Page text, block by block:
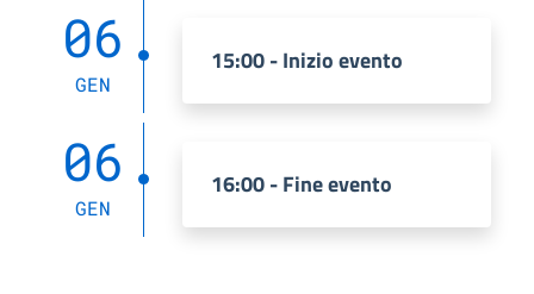
06
GEN
15:00 - Inizio evento
06
GEN
16:00 - Fine evento